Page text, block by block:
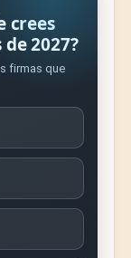
crees
2027?
firmas que